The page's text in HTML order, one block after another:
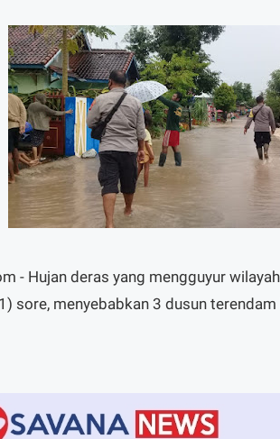
- Hujan deras yang mengguyur
sore, menyebabkan 3 dusun